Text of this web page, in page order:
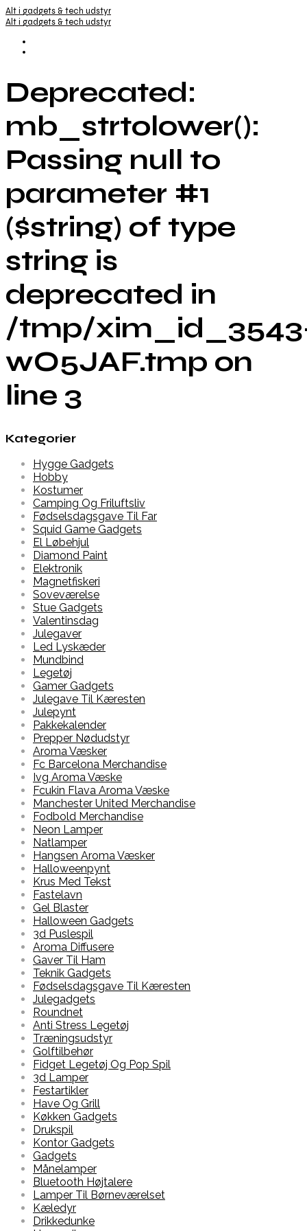
Alt i gadgets & tech udstyr
Alt i gadgets & tech udstyr
Deprecated:
mb_strtolower():
Passing null to
parameter #1
($string) of type
string is
deprecated in
/tmp/
wO5JAF.tmp on
line 3
Kategorier
Hygge Gadgets
Hobby
Kostumer
Camping Og Friluftsliv
Fødselsdagsgave Til Far
Squid Game Gadgets
El Løbehjul
Diamond Paint
Elektronik
Magnetfiskeri
Soveværelse
Stue Gadgets
Valentinsdag
Julegaver
Led Lyskæder
Mundbind
Legetøj
Gamer Gadgets
Julegave Til Kæresten
Julepynt
Pakkekalender
Prepper Nødudstyr
Aroma Væsker
Fc Barcelona Merchandise
Ivg Aroma Væske
Fcukin Flava Aroma Væske
Manchester United Merchandise
Fodbold Merchandise
Neon Lamper
Natlamper
Hangsen Aroma Væsker
Halloweenpynt
Krus Med Tekst
Fastelavn
Gel Blaster
Halloween Gadgets
3d Puslespil
Aroma Diffusere
Gaver Til Ham
Teknik Gadgets
Fødselsdagsgave Til Kæresten
Julegadgets
Roundnet
Anti Stress Legetøj
Træningsudstyr
Golftilbehør
Fidget Legetøj Og Pop Spil
3d Lamper
Festartikler
Have Og Grill
Køkken Gadgets
Drukspil
Kontor Gadgets
Gadgets
Månelamper
Bluetooth Højtalere
Lamper Til Børneværelset
Kæledyr
Drikkedunke